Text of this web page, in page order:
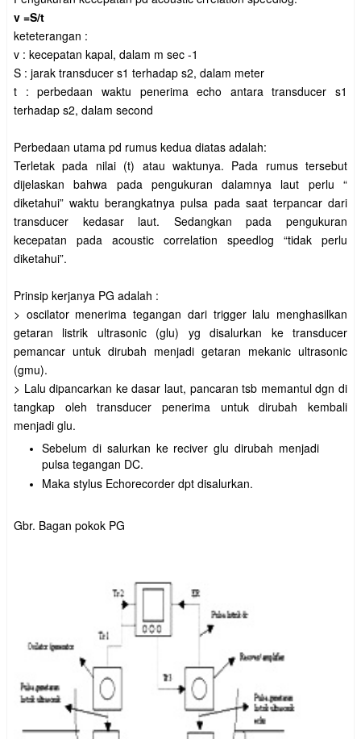
v =S/t
keteterangan :
v : kecepatan kapal, dalam m sec -1
S : jarak transducer s1 terhadap s2, dalam meter
t : perbedaan waktu penerima echo antara transducer s1
terhadap s2, dalam second
Perbedaan utama pd rumus kedua diatas adalah:
Terletak pada nilai (t) atau waktunya. Pada rumus tersebut
dijelaskan bahwa pada pengukuran dalamnya laut perlu “
diketahui” waktu berangkatnya pulsa pada saat terpancar dari
transducer kedasar laut. Sedangkan pada pengukuran
kecepatan pada acoustic correlation speedlog “tidak perlu
diketahui”.
Prinsip kerjanya PG adalah :
> oscilator menerima tegangan dari trigger lalu menghasilkan
getaran listrik ultrasonic (glu) yg disalurkan ke transducer
pemancar untuk dirubah menjadi getaran mekanic ultrasonic
(gmu).
> Lalu dipancarkan ke dasar laut, pancaran tsb memantul dgn di
tangkap oleh transducer penerima untuk dirubah kembali
menjadi glu.
Sebelum di salurkan ke reciver glu dirubah menjadi
pulsa tegangan DC.
Maka stylus Echorecorder dpt disalurkan.
Gbr. Bagan pokok PG